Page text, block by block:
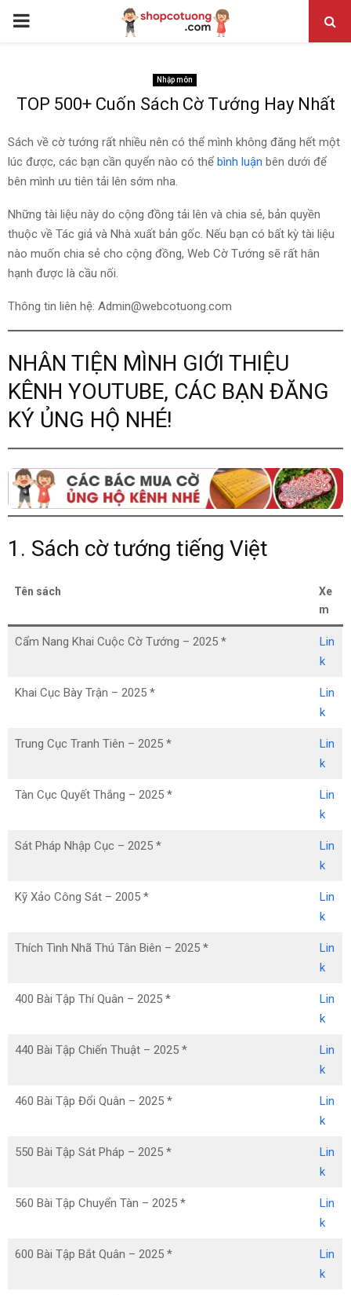
PRIMARY
Nhập môn
TOP 500+ Cuốn Sách Cờ Tướng Hay Nhất
Sách về cờ tướng rất nhiều nên có thể mình không đăng hết một
lúc được, các bạn cần quyển nào có thể bình luận bên dưới để
bên mình ưu tiên tải lên sớm nha.
Những tài liệu này do cộng đồng tải lên và chia sẻ, bản quyền
thuộc về Tác giả và Nhà xuất bản gốc. Nếu bạn có bất kỳ tài liệu
nào muốn chia sẻ cho cộng đồng, Web Cờ Tướng sẽ rất hân
hạnh được là cầu nối.
Thông tin liên hệ: Admin@webcotuong.com
NHÂN TIỆN MÌNH GIỚI THIỆU
KÊNH YOUTUBE, CÁC BẠN ĐĂNG
KÝ ỦNG HỘ NHÉ!
1. Sách cờ tướng tiếng Việt
Tên sách
Xe
m
Cẩm Nang Khai Cuộc Cờ Tướng – 2025 *
Lin
k
Khai Cục Bày Trận – 2025 *
Lin
k
Trung Cục Tranh Tiên – 2025 *
Lin
k
Tàn Cục Quyết Thắng – 2025 *
Lin
k
Sát Pháp Nhập Cục – 2025 *
Lin
k
Kỹ Xảo Công Sát – 2005 *
Lin
k
Thích Tình Nhã Thú Tân Biên – 2025 *
Lin
k
400 Bài Tập Thí Quân – 2025 *
Lin
k
440 Bài Tập Chiến Thuật – 2025 *
Lin
k
460 Bài Tập Đổi Quân – 2025 *
Lin
k
550 Bài Tập Sát Pháp – 2025 *
Lin
k
560 Bài Tập Chuyển Tàn – 2025 *
Lin
k
600 Bài Tập Bắt Quân – 2025 *
Lin
k